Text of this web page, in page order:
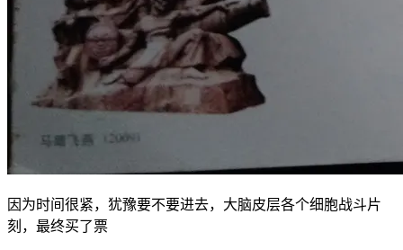
因为时间很紧，犹豫要不要进去，大脑皮层各个细胞战斗片
刻，最终买了票